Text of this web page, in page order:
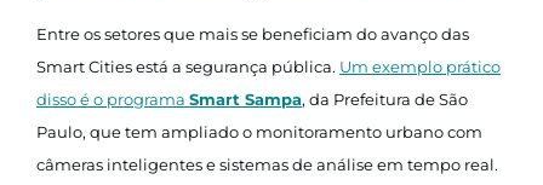
Entre os setores que mais se beneficiam do avanço das
Smart Cities está a segurança pública. Um exemplo prático
disso é o programa Smart Sampa, da Prefeitura de São
Paulo, que tem ampliado o monitoramento urbano com
câmeras inteligentes e sistemas de análise em tempo real.